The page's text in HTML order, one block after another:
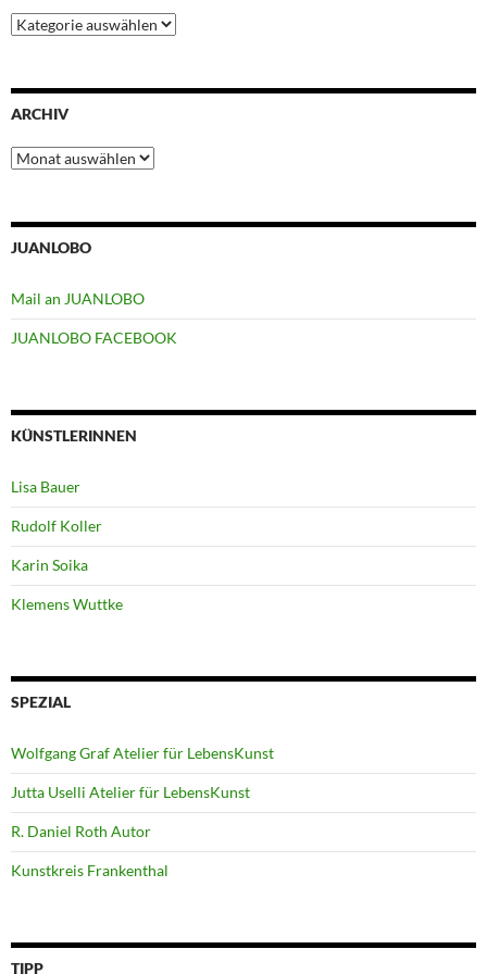
Kategorien
ARCHIV
Archiv
JUANLOBO
Mail an JUANLOBO
JUANLOBO FACEBOOK
KÜNSTLERINNEN
Lisa Bauer
Rudolf Koller
Karin Soika
Klemens Wuttke
SPEZIAL
Wolfgang Graf Atelier für LebensKunst
Jutta Uselli Atelier für LebensKunst
R. Daniel Roth Autor
Kunstkreis Frankenthal
TIPP